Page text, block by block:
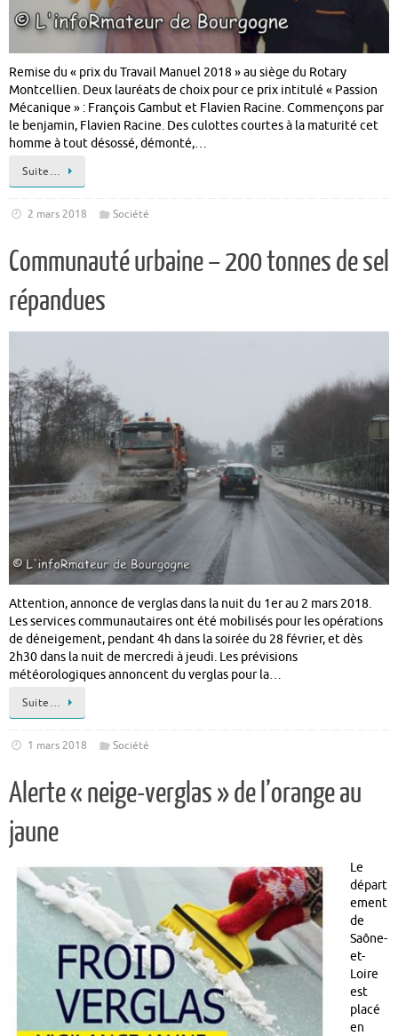
Remise du « prix du Travail Manuel 2018 » au siège du Rotary
Montcellien. Deux lauréats de choix pour ce prix intitulé « Passion
Mécanique » : François Gambut et Flavien Racine. Commençons par
le benjamin, Flavien Racine. Des culottes courtes à la maturité cet
homme à tout désossé, démonté,…
Suite…
2 mars 2018 Société
Communauté urbaine – 200 tonnes de sel
répandues
Attention, annonce de verglas dans la nuit du 1er au 2 mars 2018.
Les services communautaires ont été mobilisés pour les opérations
de déneigement, pendant 4h dans la soirée du 28 février, et dès
2h30 dans la nuit de mercredi à jeudi. Les prévisions
météorologiques annoncent du verglas pour la…
Suite…
1 mars 2018 Société
Alerte « neige-verglas » de l’orange au
jaune
Le
départ
ement
de
Saône-
et-
Loire
est
placé
en